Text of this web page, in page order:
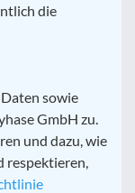
die
sowie
GmbH zu.
und dazu, wie
respektieren,